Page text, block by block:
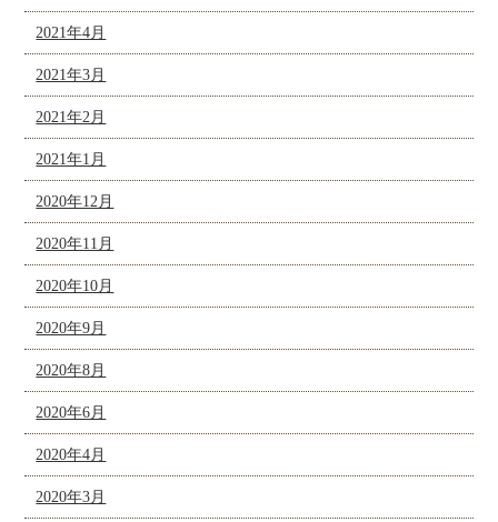
2021年4月
2021年3月
2021年2月
2021年1月
2020年12月
2020年11月
2020年10月
2020年9月
2020年8月
2020年6月
2020年4月
2020年3月